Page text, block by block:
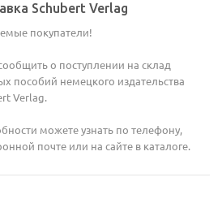
Schubert Verlag
покупатели!
о поступлении на склад
пособий немецкого издательства
Verlag.
можете узнать по телефону,
почте или на сайте в каталоге.